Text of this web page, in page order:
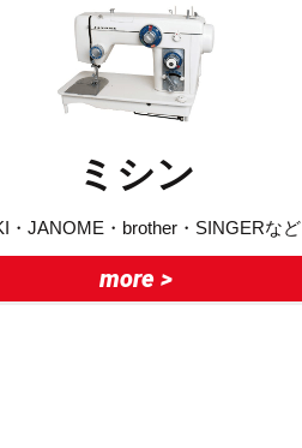
ミシン
・JANOME・brother・SINGERなど
more >